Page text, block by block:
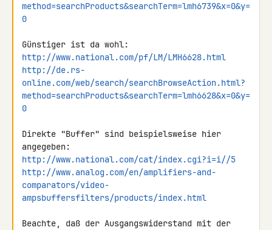
method=searchProducts&searchTerm=lmh6739&x=0&y=
0
http://www.national.com/pf/LM/LMH6628.html
http://de.rs-
online.com/web/search/searchBrowseAction.html?
method=searchProducts&searchTerm=lmh6628&x=0&y=
0
Direkte "Buffer" sind beispielsweise hier
http://www.national.com/cat/index.cgi?i=i//5
http://www.analog.com/en/amplifiers-and-
comparators/video-
ampsbuffersfilters/products/index.html
Beachte, daß der Ausgangswiderstand mit der